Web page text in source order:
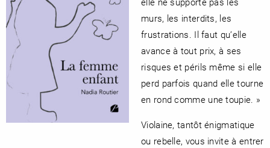
murs, les interdits, les
frustrations. Il faut qu’elle
avance à tout prix, à ses
risques et périls même si elle
perd parfois quand elle tourne
en rond comme une toupie. »
Violaine, tantôt énigmatique
ou rebelle, vous invite à entrer